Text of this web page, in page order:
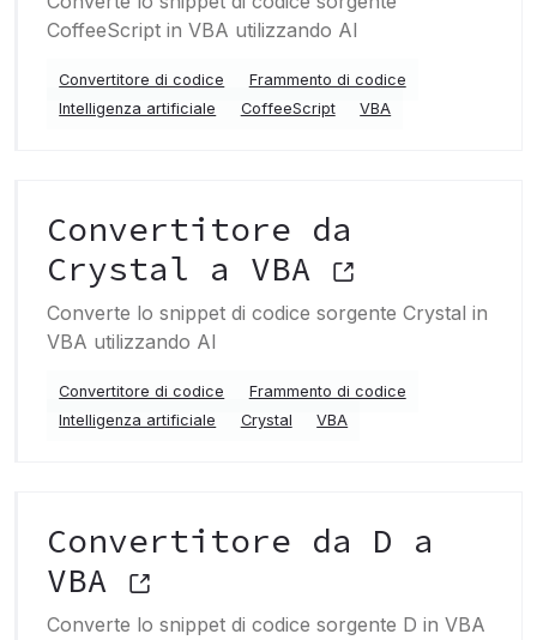
CoffeeScript in VBA utilizzando AI
Convertitore di codice
Frammento di codice
Intelligenza artificiale
CoffeeScript VBA
Convertitore da
Crystal a VBA
Converte lo snippet di codice sorgente Crystal in
VBA utilizzando AI
Convertitore di codice
Frammento di codice
Intelligenza artificiale
Crystal VBA
Convertitore da D a
VBA
Converte lo snippet di codice sorgente D in VBA